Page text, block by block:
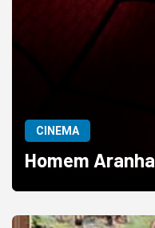
CINEMA
Homem